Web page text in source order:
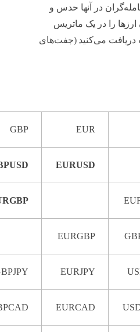
در آنها حدس و
را در یک ماتریس
۲۱ جفت دریافت می‌کنید (جفت‌های
EUR
GBP
EURUSD
EURGBP
EURJPY
EURCAD